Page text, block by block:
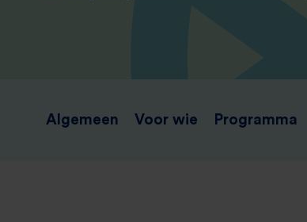
Algemeen Voor wie Programma